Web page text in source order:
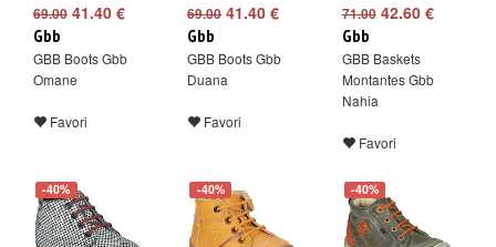
69.00 41.40 €
Gbb
GBB Boots Gbb
Omane
Favori
69.0041.40 €
Gbb
GBB Boots Gbb
Duana
Favori
71.0042.60 €
Gbb
GBB Baskets
Montantes Gbb
Nahia
Favori
-40% -40% -40%